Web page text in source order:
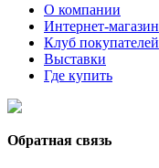
О компании
Интернет-магазин
Клуб покупателей
Выставки
Где купить
Обратная связь